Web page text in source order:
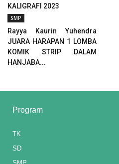
KALIGRAFI 2023
SMP
Rayya Kaurin Yuhendra
JUARA HARAPAN 1 LOMBA
KOMIK STRIP DALAM
HANJABA...
Program
TK
SD